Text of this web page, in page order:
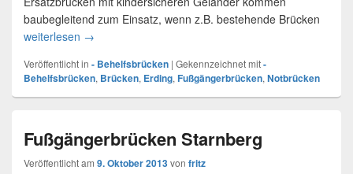
baubegleitend zum Einsatz, wenn z.B. bestehende Brücken
weiterlesen Provisorische Fußgängerbrücken – Erding
→
Veröffentlicht in - Behelfsbrücken | Gekennzeichnet mit-
Behelfsbrücken, Brücken, Erding, Fußgängerbrücken, Notbrücken
Fußgängerbrücken Starnberg
Veröffentlicht am 9. Oktober 2013von fritz